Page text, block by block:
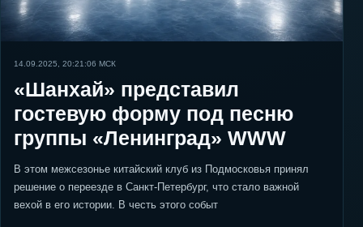
14.09.2025, 20:21:06 МСК
«Шанхай» представил
гостевую форму под песню
группы «Ленинград» WWW
В этом межсезонье китайский клуб из Подмосковья принял
решение о переезде в Санкт-Петербург, что стало важной
вехой в его истории. В честь этого событ